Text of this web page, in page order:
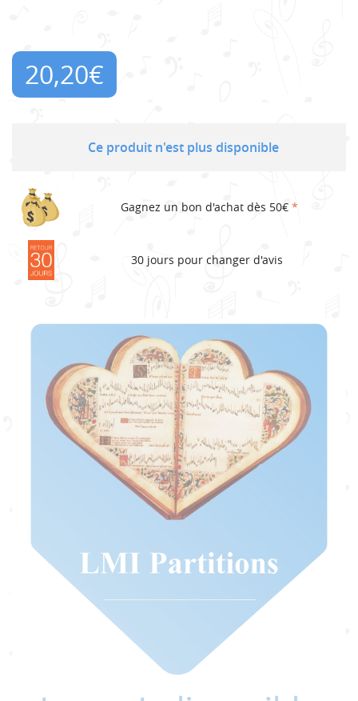
20,20€
Ce produit n'est plus disponible
Gagnez un bon d'achat dès 50€ *
30 jours pour changer d'avis